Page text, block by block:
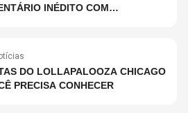
INÉDITO COM
DO LOLLAPALOOZA CHICAGO
PRECISA CONHECER